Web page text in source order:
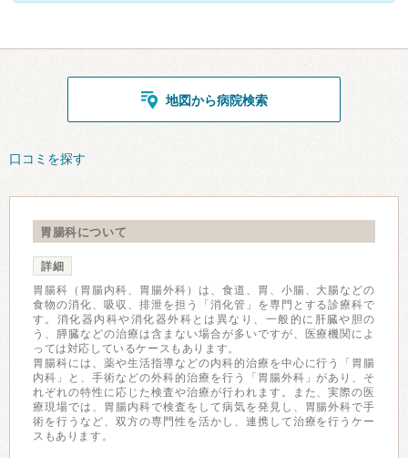
地図から病院検索
口コミを探す
胃腸科について
詳細
胃腸科（胃腸内科、胃腸外科）は、食道、胃、小腸、大腸などの
食物の消化、吸収、排泄を担う「消化管」を専門とする診療科で
す。消化器内科や消化器外科とは異なり、一般的に肝臓や胆の
う、膵臓などの治療は含まない場合が多いですが、医療機関によ
っては対応しているケースもあります。
胃腸科には、薬や生活指導などの内科的治療を中心に行う「胃腸
内科」と、手術などの外科的治療を行う「胃腸外科」があり、そ
れぞれの特性に応じた検査や治療が行われます。また、実際の医
療現場では、胃腸内科で検査をして病気を発見し、胃腸外科で手
術を行うなど、双方の専門性を活かし、連携して治療を行うケー
スもあります。